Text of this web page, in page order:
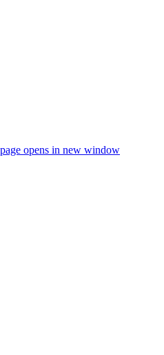
opens in new window